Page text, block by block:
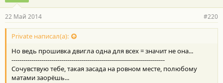
22 Май 2014 #220
Private написал(а):
Но ведь прошивка двигла одна для всех = значит не она...
-----------------------------------------------------------------------------
Сочувствую тебе, такая засада на ровном месте, полюбому
матами заорёшь...